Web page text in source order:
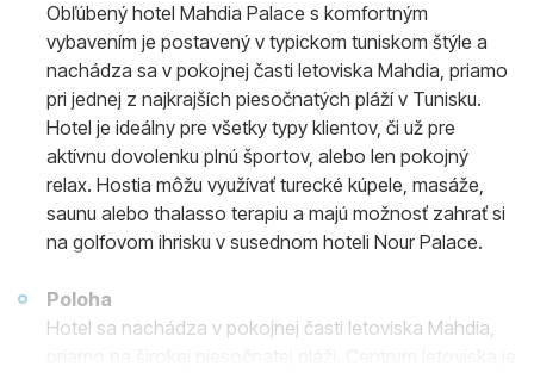
Obľúbený hotel Mahdia Palace s komfortným
vybavením je postavený v typickom tuniskom štýle a
nachádza sa v pokojnej časti letoviska Mahdia, priamo
pri jednej z najkrajších piesočnatých pláží v Tunisku.
Hotel je ideálny pre všetky typy klientov, či už pre
aktívnu dovolenku plnú športov, alebo len pokojný
relax. Hostia môžu využívať turecké kúpele, masáže,
saunu alebo thalasso terapiu a majú možnosť zahrať si
na golfovom ihrisku v susednom hoteli Nour Palace.
Poloha
Hotel sa nachádza v pokojnej časti letoviska Mahdia,